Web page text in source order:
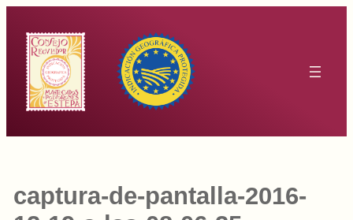
contenido
captura-de-pantalla-2016-